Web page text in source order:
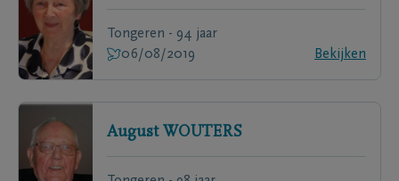
Tongeren - 94 jaar
06/08/2019
Bekijken
August WOUTERS